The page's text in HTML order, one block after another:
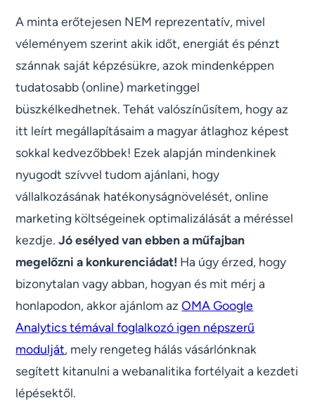
A minta erőtejesen NEM reprezentatív, mivel
véleményem szerint akik időt, energiát és pénzt
szánnak saját képzésükre, azok mindenképpen
tudatosabb (online) marketinggel
büszkélkedhetnek. Tehát valószínűsítem, hogy az
itt leírt megállapításaim a magyar átlaghoz képest
sokkal kedvezőbbek! Ezek alapján mindenkinek
nyugodt szívvel tudom ajánlani, hogy
vállalkozásának hatékonyságnövelését, online
marketing költségeinek optimalizálását a méréssel
kezdje. Jó esélyed van ebben a műfajban
megelőzni a konkurenciádat! Ha úgy érzed, hogy
bizonytalan vagy abban, hogyan és mit mérj a
honlapodon, akkor ajánlom azOMA Google
Analytics témával foglalkozó igen népszerű
modulját, mely rengeteg hálás vásárlónknak
segített kitanulni a webanalitika fortélyait a kezdeti
lépésektől.